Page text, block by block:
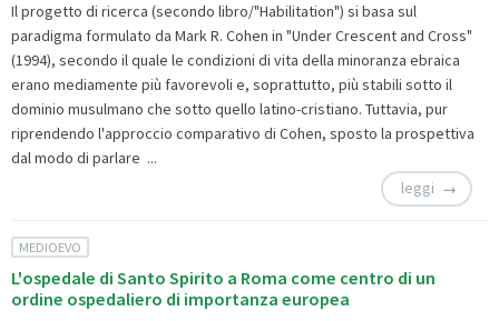
Il progetto di ricerca (secondo libro/"Habilitation") si basa sul
paradigma formulato da Mark R. Cohen in "Under Crescent and Cross"
(1994), secondo il quale le condizioni di vita della minoranza ebraica
erano mediamente più favorevoli e, soprattutto, più stabili sotto il
dominio musulmano che sotto quello latino-cristiano. Tuttavia, pur
riprendendo l'approccio comparativo di Cohen, sposto la prospettiva
dal modo di parlare ...
leggi
MEDIOEVO
L'ospedale di Santo Spirito a Roma come centro di un
ordine ospedaliero di importanza europea